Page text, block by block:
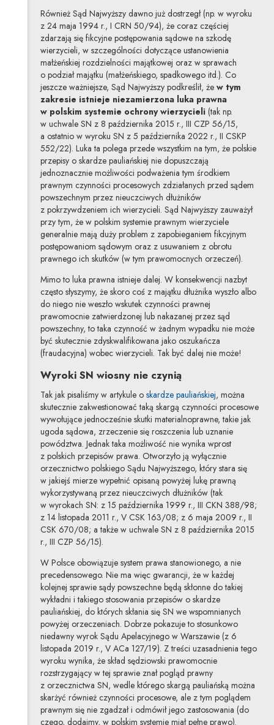
Również Sąd Najwyższy dawno już dostrzegł (np. w wyroku
z 24 maja 1994 r., I CRN 50/94), że coraz częściej
zdarzają się fikcyjne postępowania sądowe na szkodę
wierzycieli, w szczególności dotyczące ustanowienia
małżeńskiej rozdzielności majątkowej oraz w sprawach
o podział majątku (małżeńskiego, spadkowego itd.). Co
jeszcze ważniejsze, Sąd Najwyższy podkreślił, że w tym
zakresie istnieje niezamierzona luka prawna
w polskim systemie ochrony wierzycieli(tak np.
w uchwale SN z 8 października 2015 r., III CZP 56/15,
a ostatnio w wyroku SN z 5 października 2022 r., II CSKP
552/22). Luka ta polega przede wszystkim na tym, że polskie
przepisy o skardze pauliańskiej nie dopuszczają
jednoznacznie możliwości podważenia tym środkiem
prawnym czynności procesowych zdziałanych przed sądem
powszechnym przez nieuczciwych dłużników
z pokrzywdzeniem ich wierzycieli. Sąd Najwyższy zauważył
przy tym, że w polskim systemie prawnym wierzyciele
generalnie mają duży problem z zapobieganiem fikcyjnym
postępowaniom sądowym oraz z usuwaniem z obrotu
prawnego ich skutków (w tym prawomocnych orzeczeń).
Mimo to luka prawna istnieje dalej. W konsekwencji nazbyt
często słyszymy, że skoro coś z majątku dłużnika wyszło albo
do niego nie weszło wskutek czynności prawnej
prawomocnie zatwierdzonej lub nakazanej przez sąd
powszechny, to taka czynność w żadnym wypadku nie może
być skutecznie zdyskwalifikowana jako oszukańcza
(fraudacyjna) wobec wierzycieli. Tak być dalej nie może!
Wyroki SN wiosny nie czynią
Tak jak pisaliśmy w artykule o skardze pauliańskiej, można
skutecznie zakwestionować taką skargą czynności procesowe
wywołujące jednocześnie skutki materialnoprawne, takie jak
ugoda sądowa, zrzeczenie się roszczenia lub uznanie
powództwa. Jednak taka możliwość nie wynika wprost
z polskich przepisów prawa. Otworzyło ją wyłącznie
orzecznictwo polskiego Sądu Najwyższego, który stara się
w jakiejś mierze wypełnić opisaną powyżej lukę prawną
wykorzystywaną przez nieuczciwych dłużników (tak
w wyrokach SN: z 15 października 1999 r., III CKN 388/98;
z 14 listopada 2011 r., V CSK 163/08; z 6 maja 2009 r., II
CSK 670/08; a także w uchwale SN z 8 października 2015
r., III CZP 56/15).
W Polsce obowiązuje system prawa stanowionego, a nie
precedensowego. Nie ma więc gwarancji, że w każdej
kolejnej sprawie sądy powszechne będą skłonne do takiej
wykładni i takiego stosowania przepisów o skardze
pauliańskiej, do których skłania się SN we wspomnianych
powyżej orzeczeniach. Dobrze pokazuje to stosunkowo
niedawny wyrok Sądu Apelacyjnego w Warszawie (z 6
listopada 2019 r., V ACa 127/19). Z treści uzasadnienia tego
wyroku wynika, że skład sędziowski prawomocnie
rozstrzygający w tej sprawie znał pogląd prawny
z orzecznictwa SN, wedle którego skargą pauliańską można
skarżyć również czynności procesowe, ale z tym poglądem
prawnym się nie zgadzał i odmówił jego zastosowania (do
czego, dodajmy, w polskim systemie miał pełne prawo).